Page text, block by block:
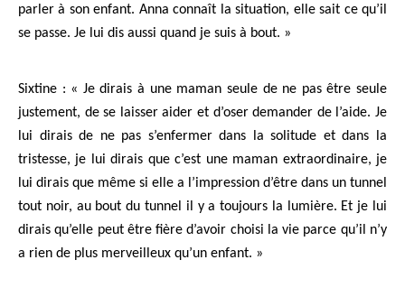
parler à son enfant. Anna connaît la situation, elle sait ce qu’il
se passe. Je lui dis aussi quand je suis à bout. »
Sixtine : « Je dirais à une maman seule de ne pas être seule
justement, de se laisser aider et d’oser demander de l’aide. Je
lui dirais de ne pas s’enfermer dans la solitude et dans la
tristesse, je lui dirais que c’est une maman extraordinaire, je
lui dirais que même si elle a l’impression d’être dans un tunnel
tout noir, au bout du tunnel il y a toujours la lumière. Et je lui
dirais qu’elle peut être fière d’avoir choisi la vie parce qu’il n’y
a rien de plus merveilleux qu’un enfant. »